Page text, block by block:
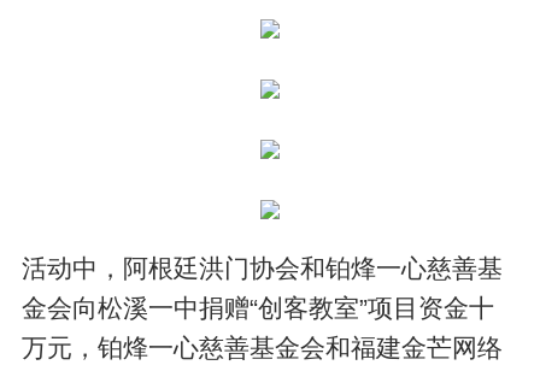
活动中，阿根廷洪门协会和铂烽一心慈善基
金会向松溪一中捐赠“创客教室”项目资金十
万元，铂烽一心慈善基金会和福建金芒网络